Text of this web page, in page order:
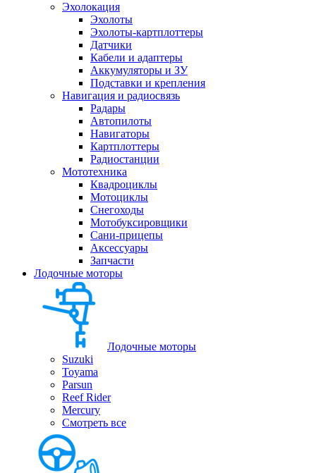
Эхолокация
Эхолоты
Эхолоты-картплоттеры
Датчики
Кабели и адаптеры
Аккумуляторы и ЗУ
Подставки и крепления
Навигация и радиосвязь
Радары
Автопилоты
Навигаторы
Картплоттеры
Радиостанции
Мототехника
Квадроциклы
Мотоциклы
Снегоходы
Мотобуксировщики
Сани-прицепы
Аксессуары
Запчасти
Лодочные моторы
Лодочные моторы
Suzuki
Toyama
Parsun
Reef Rider
Mercury
Смотреть все